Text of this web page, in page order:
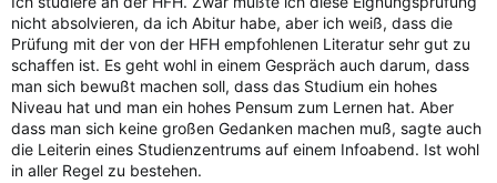
nicht absolvieren, da ich Abitur habe, aber ich weiß, dass die
Prüfung mit der von der HFH empfohlenen Literatur sehr gut zu
schaffen ist. Es geht wohl in einem Gespräch auch darum, dass
man sich bewußt machen soll, dass das Studium ein hohes
Niveau hat und man ein hohes Pensum zum Lernen hat. Aber
dass man sich keine großen Gedanken machen muß, sagte auch
die Leiterin eines Studienzentrums auf einem Infoabend. Ist wohl
in aller Regel zu bestehen.